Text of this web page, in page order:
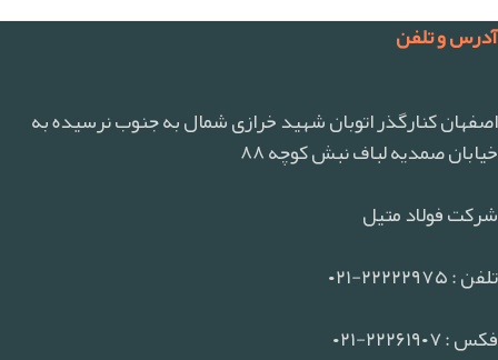
آدرس و تلفن
اصفهان کنارگذر اتوبان شهید خرازی شمال به جنوب نرسیده به
خیابان صمدیه لباف نبش کوچه ۸۸
شرکت فولاد متیل
تلفن : ۲۲۲۲۲۹۷۵-۰۲۱
فکس : ۲۲۲۶۱۹۰۷-۰۲۱